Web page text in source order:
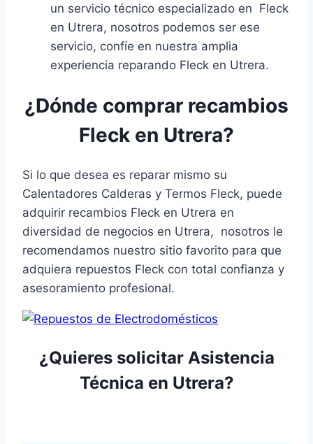
un servicio técnico especializado en Fleck
en Utrera, nosotros podemos ser ese
servicio, confíe en nuestra amplia
experiencia reparando Fleck en Utrera.
¿Dónde comprar recambios
Fleck en Utrera?
Si lo que desea es reparar mismo su
Calentadores Calderas y Termos Fleck, puede
adquirir recambios Fleck en Utrera en
diversidad de negocios en Utrera, nosotros le
recomendamos nuestro sitio favorito para que
adquiera repuestos Fleck con total confianza y
asesoramiento profesional.
¿Quieres solicitar Asistencia
Técnica en Utrera?